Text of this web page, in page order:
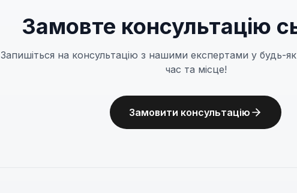
Замовте консультацію
Запишіться на консультацію з нашими експертами у будь-
час та місце!
Замовити консультацію